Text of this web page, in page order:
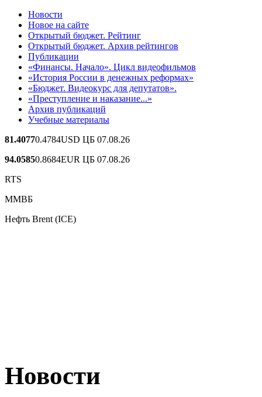
Новости
Новое на сайте
Открытый бюджет. Рейтинг
Открытый бюджет. Архив рейтингов
Публикации
«Финансы. Начало». Цикл видеофильмов
«История России в денежных реформах»
«Бюджет. Видеокурс для депутатов».
«Преступление и наказание...»
Архив публикаций
Учебные материалы
81.40770.4784USD ЦБ 07.08.26
94.05850.8684EUR ЦБ 07.08.26
RTS
ММВБ
Нефть Brent (ICE)
Новости